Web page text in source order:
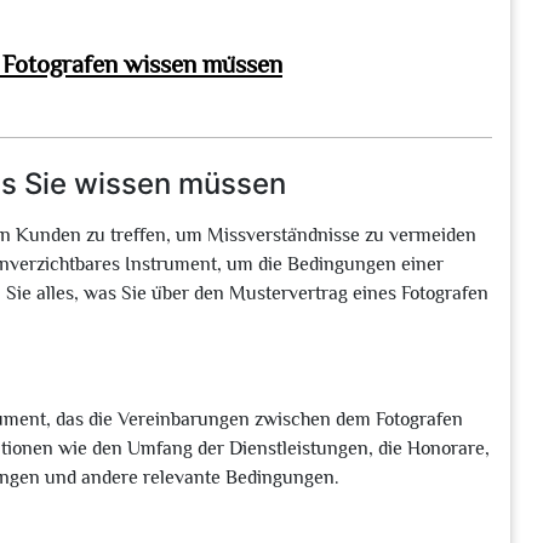
wissen müssen
Sie wissen müssen
Kunden zu treffen, um Missverständnisse zu vermeiden
Instrument, um die Bedingungen einer
alles, was Sie über den Mustervertrag eines Fotografen
das die Vereinbarungen zwischen dem Fotografen
wie den Umfang der Dienstleistungen, die Honorare,
und andere relevante Bedingungen.